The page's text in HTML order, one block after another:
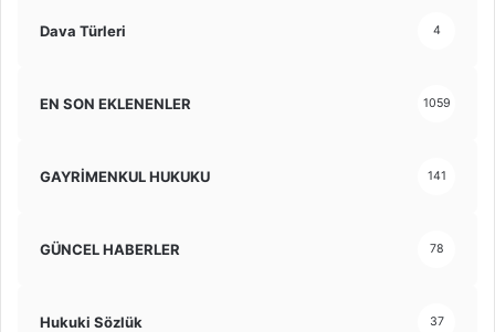
Dava Türleri 4
EN SON EKLENENLER 1059
GAYRİMENKUL HUKUKU 141
GÜNCEL HABERLER 78
Hukuki Sözlük 37